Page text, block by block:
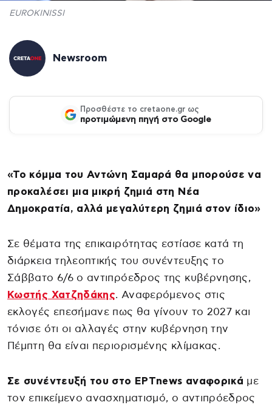
EUROKINISSI
Newsroom
Προσθέστε το cretaone.gr ως
προτιμώμενη πηγή στο Google
«Το κόμμα του Αντώνη Σαμαρά θα μπορούσε να
προκαλέσει μια μικρή ζημιά στη Νέα
Δημοκρατία, αλλά μεγαλύτερη ζημιά στον ίδιο»
Σε θέματα της επικαιρότητας εστίασε κατά τη
διάρκεια τηλεοπτικής του συνέντευξης το
Σάββατο 6/6 ο αντιπρόεδρος της κυβέρνησης,
Κωστής Χατζηδάκης. Αναφερόμενος στις
εκλογές επεσήμανε πως θα γίνουν το 2027 και
τόνισε ότι οι αλλαγές στην κυβέρνηση την
Πέμπτη θα είναι περιορισμένης κλίμακας.
Σε συνέντευξή του στο ΕΡΤnews αναφορικά με
τον επικείμενο ανασχηματισμό, ο αντιπρόεδρος